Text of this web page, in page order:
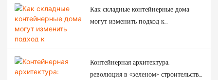
Как складные контейнерные дома
могут изменить подход к
землетрясений?
Контейнерная архитектура:
революция в «зеленом» строительстве,